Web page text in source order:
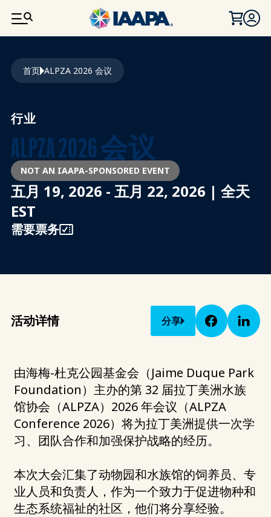
跳转到主要内容
面包屑
首页 ALPZA 2026 会议
行业
ALPZA 2026 会议
NOT AN IAAPA-SPONSORED EVENT
五月 19, 2026 - 五月 22, 2026 | 全天
EST
需要票务
活动详情 分享
由海梅-杜克公园基金会（Jaime Duque Park
Foundation）主办的第 32 届拉丁美洲水族
馆协会（ALPZA）2026 年会议（ALPZA
Conference 2026）将为拉丁美洲提供一次学
习、团队合作和加强保护战略的经历。
本次大会汇集了动物园和水族馆的饲养员、专
业人员和负责人，作为一个致力于促进物种和
生态系统福祉的社区，他们将分享经验。